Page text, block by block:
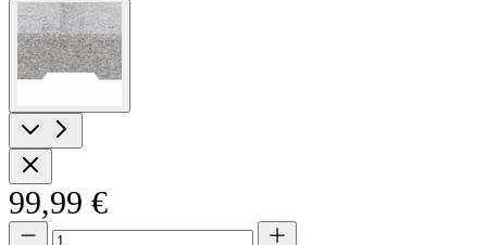
View
larger
image
99,99 €
Menge
Menge